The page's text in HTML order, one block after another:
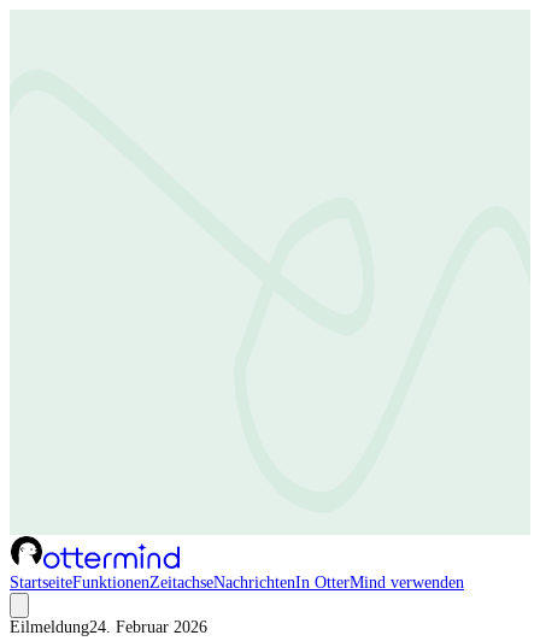
StartseiteFunktionenZeitachseNachrichtenIn OtterMind verwenden
Eilmeldung24. Februar 2026